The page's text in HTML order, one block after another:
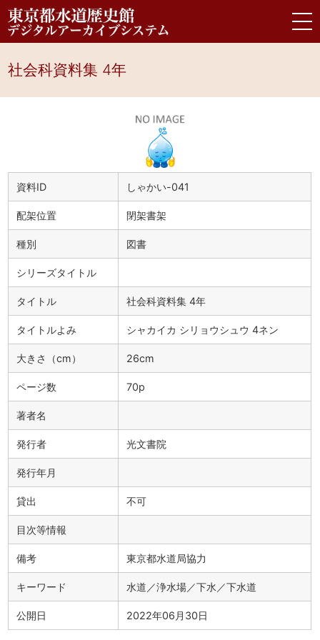
社会科資料集 4年
資料ID しゃかい-041
配架位置 閉架書架
種別 図書
シリーズタイトル
タイトル 社会科資料集 4年
タイトルよみ シャカイカ シリョウシュウ 4ネン
大きさ（cm） 26cm
ページ数 70p
著者名
発行者 光文書院
発行年月
貸出 不可
目次等情報
備考 東京都水道局協力
キーワード 水道／浄水場／下水／下水道
公開日 2022年06月30日